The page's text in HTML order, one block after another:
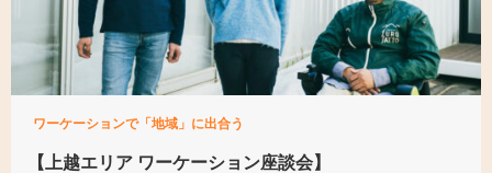
ワーケーションで「地域」に出合う
【上越エリア ワーケーション座談会】